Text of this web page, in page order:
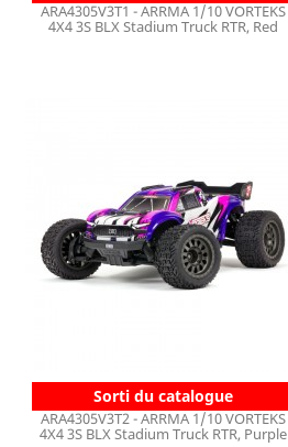
ARA4305V3T1 - ARRMA 1/10 VORTEKS
4X4 3S BLX Stadium Truck RTR, Red
Sorti du catalogue
ARA4305V3T2 - ARRMA 1/10 VORTEKS
4X4 3S BLX Stadium Truck RTR, Purple